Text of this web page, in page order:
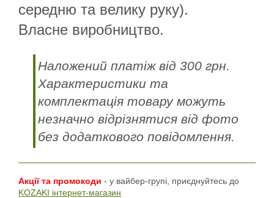
середню та велику руку).
Власне виробництво.
Наложений платіж від 300 грн.
Характеристики та
комплектація товару можуть
незначно відрізнятися від фото
без додаткового повідомлення.
Акції та промокоди - у вайбер-групі, приєднуйтесь до
KOZAKI інтернет-магазин